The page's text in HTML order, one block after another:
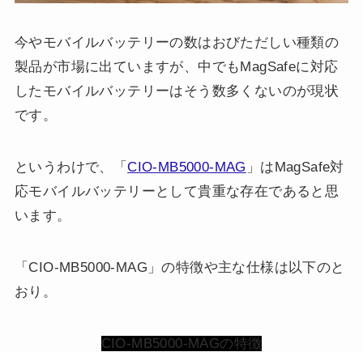
今やモバイルバッテリーの数はおびただしい種類の
製品が市場に出ていますが、中でもMagSafeに対応
したモバイルバッテリーはそう数多くないのが現状
です。
というわけで、「CIO-MB5000-MAG 」はMagSafe対
応モバイルバッテリーとして貴重な存在であると思
います。
「CIO-MB5000-MAG」の特徴や主な仕様は以下のと
おり。
CIO-MB5000-MAGの特徴